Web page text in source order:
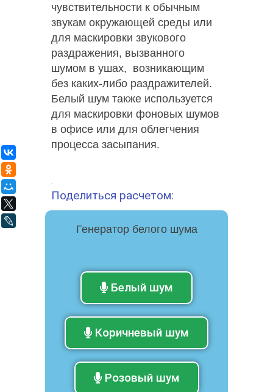
чувствительности к обычным
звукам окружающей среды или
для маскировки звукового
раздражения, вызванного
шумом в ушах, возникающим
без каких-либо раздражителей.
Белый шум также используется
для маскировки фоновых шумов
в офисе или для облегчения
процесса засыпания.
Поделиться расчетом:
Генератор белого шума
Белый шум
Коричневый шум
Розовый шум
ВКонтакте
Мой Мир